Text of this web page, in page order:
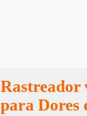
Rastreador
para Dores